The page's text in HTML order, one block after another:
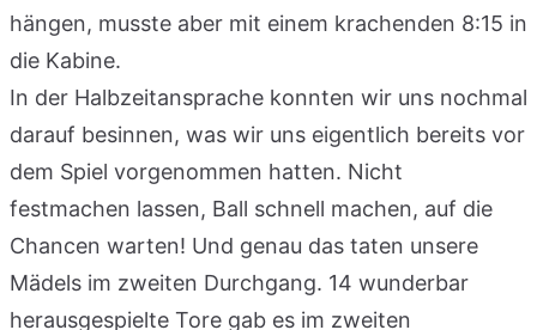
hängen, musste aber mit einem krachenden 8:15 in
die Kabine.
In der Halbzeitansprache konnten wir uns nochmal
darauf besinnen, was wir uns eigentlich bereits vor
dem Spiel vorgenommen hatten. Nicht
festmachen lassen, Ball schnell machen, auf die
Chancen warten! Und genau das taten unsere
Mädels im zweiten Durchgang. 14 wunderbar
herausgespielte Tore gab es im zweiten